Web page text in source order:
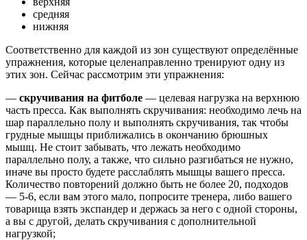
средняя
нижняя
Соответственно для каждой из зон существуют определённые
упражнения, которые целенаправленно тренируют одну из
этих зон. Сейчас рассмотрим эти упражнения:
— скручивания на фитболе — целевая нагрузка на верхнюю
часть пресса. Как выполнять скручивания: необходимо лечь на
шар параллельно полу и выполнять скручивания, так чтобы
грудные мышцы приближались в окончанию брюшных
мышц. Не стоит забывать, что лежать необходимо
параллельно полу, а также, что сильно разгибаться не нужно,
иначе вы просто будете расслаблять мышцы вашего пресса.
Количество повторений должно быть не более 20, подходов
— 5-6, если вам этого мало, попросите тренера, либо вашего
товарища взять экспандер и держась за него с одной стороны,
а вы с другой, делать скручивания с дополнительной
нагрузкой;